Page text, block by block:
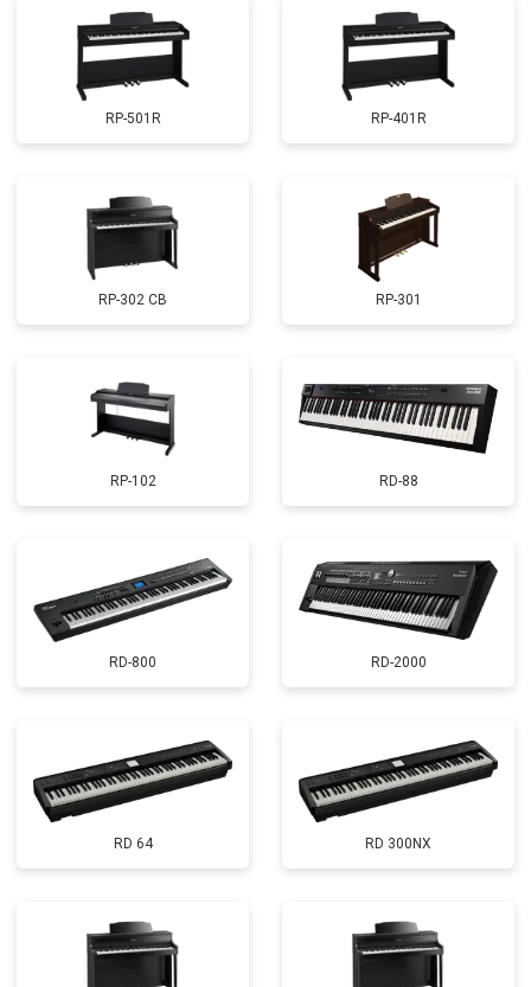
RP-501R RP-401R
RP-302 CB RP-301
RP-102 RD-88
RD-800 RD-2000
RD 64 RD 300NX